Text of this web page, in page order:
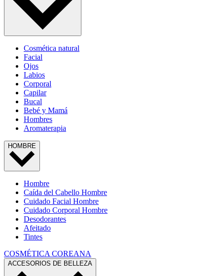
Cosmética natural
Facial
Ojos
Labios
Corporal
Capilar
Bucal
Bebé y Mamá
Hombres
Aromaterapia
HOMBRE
Hombre
Caída del Cabello Hombre
Cuidado Facial Hombre
Cuidado Corporal Hombre
Desodorantes
Afeitado
Tintes
COSMÉTICA COREANA
ACCESORIOS DE BELLEZA